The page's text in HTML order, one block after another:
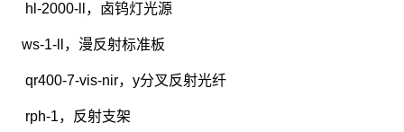
hl-2000-ll，卤钨灯光源
ws-1-ll，漫反射标准板
qr400-7-vis-nir，y分叉反射光纤
rph-1，反射支架